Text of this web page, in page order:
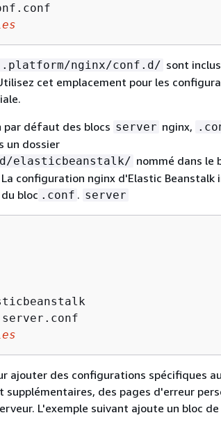
.platform/nginx/conf.d/ sont
cet emplacement pour les
par défaut des blocs server nginx,
un dossier
elasticbeanstalk/ nommé dans le
configuration nginx d'Elastic Beanstalk
bloc .conf . server
ajouter des configurations spécifiques
supplémentaires, des pages d'erreur
L'exemple suivant ajoute un bloc